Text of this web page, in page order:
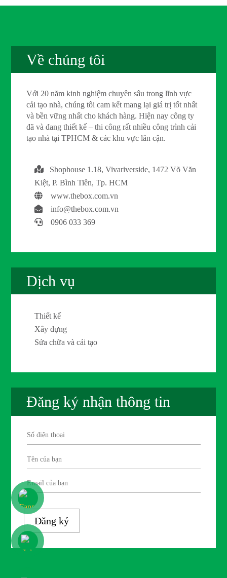
Về chúng tôi
Với 20 năm kinh nghiệm chuyên sâu trong lĩnh vực
cải tạo nhà, chúng tôi cam kết mang lại giá trị tốt nhất
và bền vững nhất cho khách hàng. Hiện nay công ty
đã và đang thiết kế – thi công rất nhiều công trình cải
tạo nhà tại TPHCM & các khu vực lân cận.
Shophouse 1.18, Vivariverside, 1472 Võ Văn
Kiệt, P. Bình Tiên, Tp. HCM
www.thebox.com.vn
info@thebox.com.vn
0906 033 369
Dịch vụ
Thiết kế
Xây dựng
Sửa chữa và cải tạo
Đăng ký nhận thông tin
Đăng ký